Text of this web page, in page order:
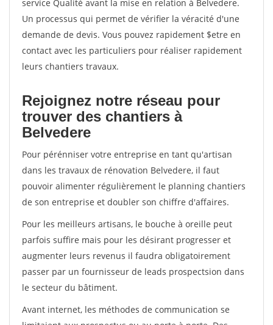
service Qualité avant la mise en relation à Belvedere.
Un processus qui permet de vérifier la véracité d'une
demande de devis. Vous pouvez rapidement $etre en
contact avec les particuliers pour réaliser rapidement
leurs chantiers travaux.
Rejoignez notre réseau pour
trouver des chantiers à
Belvedere
Pour pérénniser votre entreprise en tant qu'artisan
dans les travaux de rénovation Belvedere, il faut
pouvoir alimenter régulièrement le planning chantiers
de son entreprise et doubler son chiffre d'affaires.
Pour les meilleurs artisans, le bouche à oreille peut
parfois suffire mais pour les désirant progresser et
augmenter leurs revenus il faudra obligatoirement
passer par un fournisseur de leads prospectsion dans
le secteur du bâtiment.
Avant internet, les méthodes de communication se